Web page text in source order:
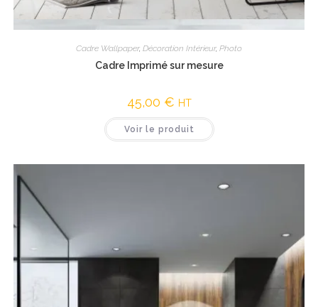
Cadre Wallpaper, Décoration Intérieur, Photo
Cadre Imprimé sur mesure
45,00 € HT
Voir le produit